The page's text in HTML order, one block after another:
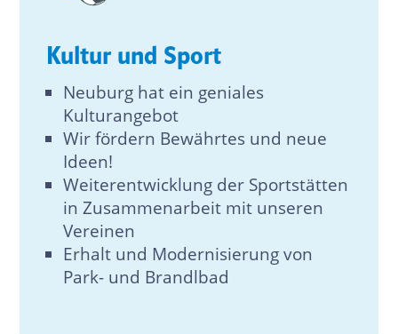
Kultur und Sport
Neuburg hat ein geniales
Kulturangebot
Wir fördern Bewährtes und neue
Ideen!
Weiterentwicklung der Sportstätten
in Zusammenarbeit mit unseren
Vereinen
Erhalt und Modernisierung von
Park- und Brandlbad